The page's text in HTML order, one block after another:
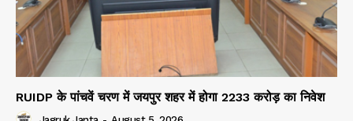
RUIDP के पांचवें चरण में जयपुर शहर में होगा 2233 करोड़ का निवेश